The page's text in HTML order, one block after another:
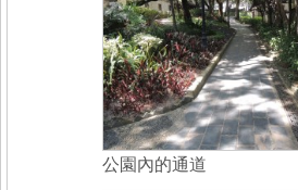
公園內的通道